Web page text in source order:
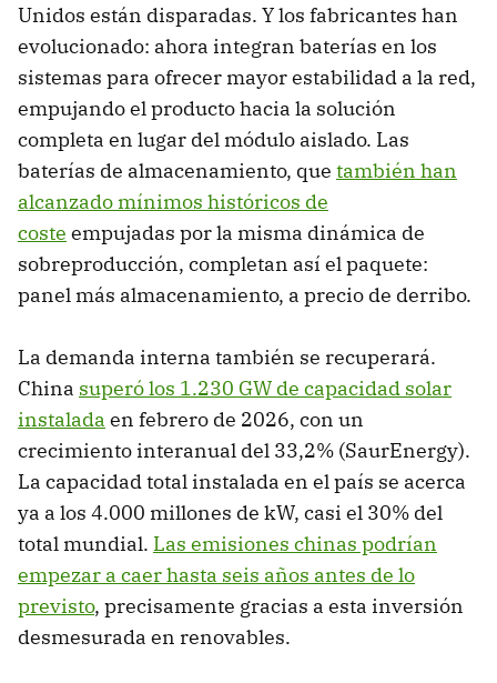
Unidos están disparadas. Y los fabricantes han
evolucionado: ahora integran baterías en los
sistemas para ofrecer mayor estabilidad a la red,
empujando el producto hacia la solución
completa en lugar del módulo aislado. Las
baterías de almacenamiento, que también han
alcanzado mínimos históricos de
coste empujadas por la misma dinámica de
sobreproducción, completan así el paquete:
panel más almacenamiento, a precio de derribo.
La demanda interna también se recuperará.
China superó los 1.230 GW de capacidad solar
instalada en febrero de 2026, con un
crecimiento interanual del 33,2% (SaurEnergy).
La capacidad total instalada en el país se acerca
ya a los 4.000 millones de kW, casi el 30% del
total mundial. Las emisiones chinas podrían
empezar a caer hasta seis años antes de lo
previsto, precisamente gracias a esta inversión
desmesurada en renovables.